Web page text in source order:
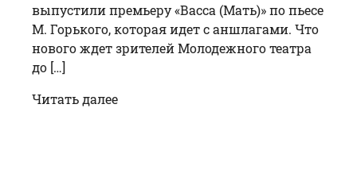
выпустили премьеру «Васса (Мать)» по пьесе
М. Горького, которая идет с аншлагами. Что
нового ждет зрителей Молодежного театра
до […]
Читать далее